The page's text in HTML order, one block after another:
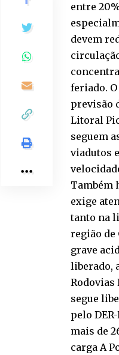
entre
devem
feriado.
previsão
Litoral
seguem
viadutos
Também
exige
tanto na
região de
grave
liberado,
Rodovias
segue
pelo
mais de
carga A